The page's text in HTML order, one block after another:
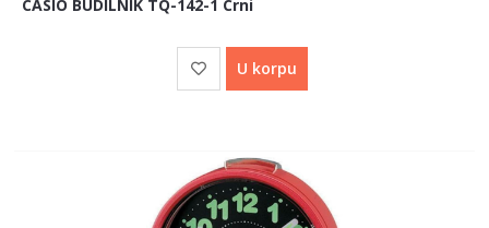
CASIO BUDILNIK TQ-142-1 Crni
U korpu